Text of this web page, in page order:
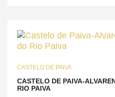
CASTELO DE PAIVA
CASTELO DE PAIVA-
RIO PAIVA